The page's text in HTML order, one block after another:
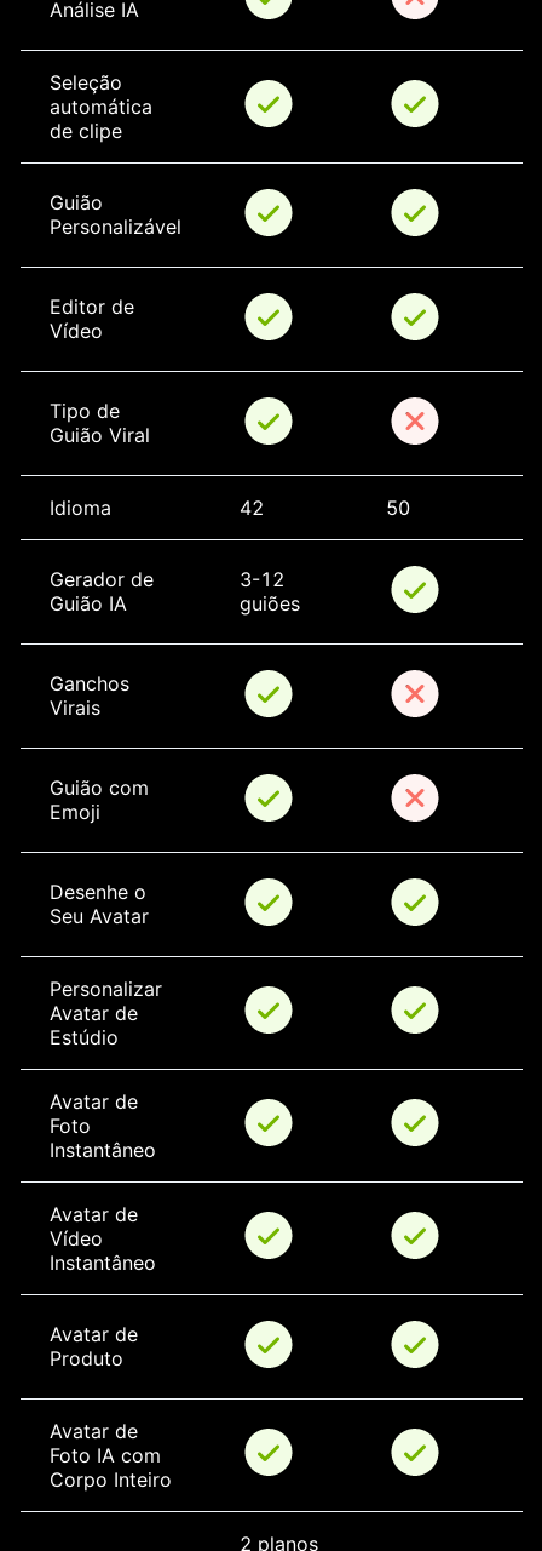
Análise IA
Seleção
automática
de clipe
Guião
Personalizável
Editor de
Vídeo
Tipo de
Guião Viral
Idioma 42 50
Gerador de
Guião IA
3-12
guiões
Ganchos
Virais
Guião com
Emoji
Desenhe o
Seu Avatar
Personalizar
Avatar de
Estúdio
Avatar de
Foto
Instantâneo
Avatar de
Vídeo
Instantâneo
Avatar de
Produto
Avatar de
Foto IA com
Corpo Inteiro
2 planos